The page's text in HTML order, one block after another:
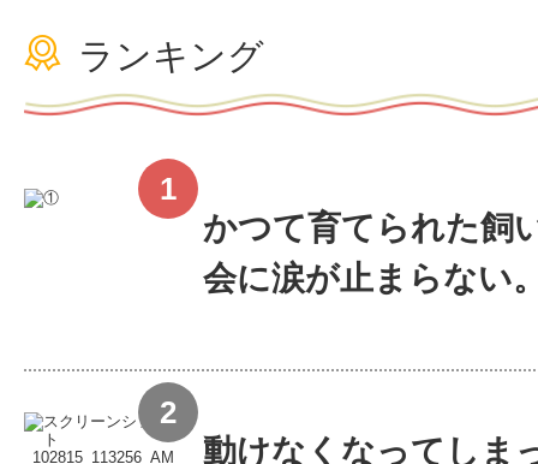
ランキング
かつて育てられた飼
会に涙が止まらない
動けなくなってしま